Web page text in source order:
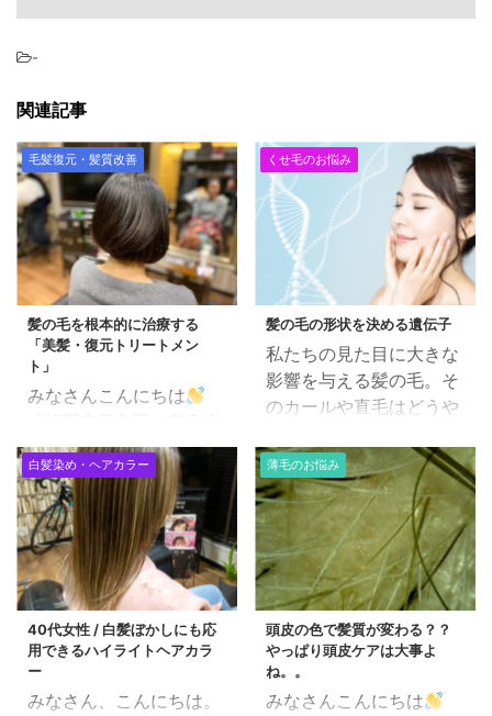
-
関連記事
毛髪復元・髪質改善
髪の毛を根本的に治療する
「美髪・復元トリートメン
ト」
みなさんこんにちは
で働く美容師」田中で
す。 2020年になりまし
て、いよいよと本格的に
導入していく予定の 「美
髪・復元トリートメン
ト」です。 キューティク
ルを復元を可能にする
「復元剤」がメインのト
リートメントです。 決し
くせ毛のお悩み
髪の毛の形状を決める遺伝子
私たちの見た目に大きな
影響を与える髪の毛。そ
のカールや直毛はどうや
か？ 実は、髪の形状は遺
伝子によって大きく左右
されます。 この記事で
は、髪の毛の形状を決定
する遺伝子について、専
門的かつ分かりやすく解
説します。 目次 髪の毛
の形状はどうやって決ま
る？ 遺伝子が鍵を握る
TCHH遺伝子とは？ 遺伝
白髪染め・ヘアカラー
40代女性 / 白髪ぼかしにも応
用できるハイライトヘアカラ
ー
みなさん、こんにちは。
薄毛のお悩み
頭皮の色で髪質が変わる？？
やっぱり頭皮ケアは大事よ
ね。。
みなさんこんにちは